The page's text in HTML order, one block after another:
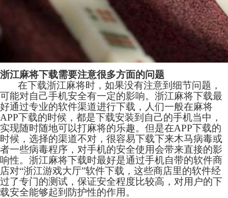
浙江麻将下载需要注意很多方面的问题
在下载浙江麻将时，如果没有注意到细节问题，
可能对自己手机安全有一定的影响。浙江麻将下载最
好通过专业的软件渠道进行下载，人们一般在麻将
APP下载的时候，都是下载安装到自己的手机当中，
实现随时随地可以打麻将的乐趣。但是在APP下载的
时候，选择的渠道不对，很容易下载下来木马病毒或
者一些病毒程序，对手机的安全使用会带来直接的影
响性。浙江麻将下载时最好是通过手机自带的软件商
店对“浙江游戏大厅”软件下载，这些商店里的软件经
过了专门的测试，保证安全程度比较高，对用户的下
载安全能够起到防护性的作用。